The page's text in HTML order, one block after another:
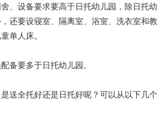
设备要求要高于日托幼儿园，除日托幼
还要设寝室、隔离室、浴室、洗衣室和教
单人床。
要多于日托幼儿园。
全托好还是日托好呢？可以从以下几个